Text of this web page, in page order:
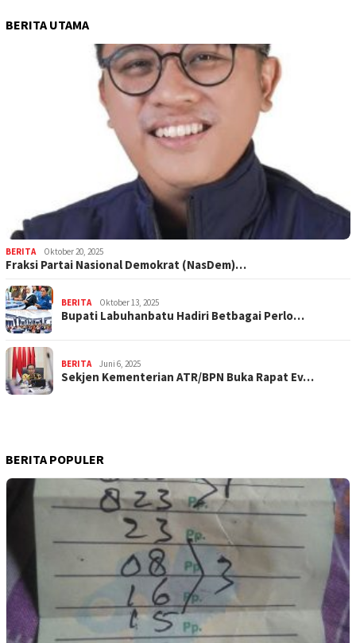
BERITA UTAMA
BERITA Oktober 20, 2025
Fraksi Partai Nasional Demokrat (NasDem)…
BERITA Oktober 13, 2025
Bupati Labuhanbatu Hadiri Betbagai Perlo…
BERITA Juni 6, 2025
Sekjen Kementerian ATR/BPN Buka Rapat Ev…
BERITA POPULER